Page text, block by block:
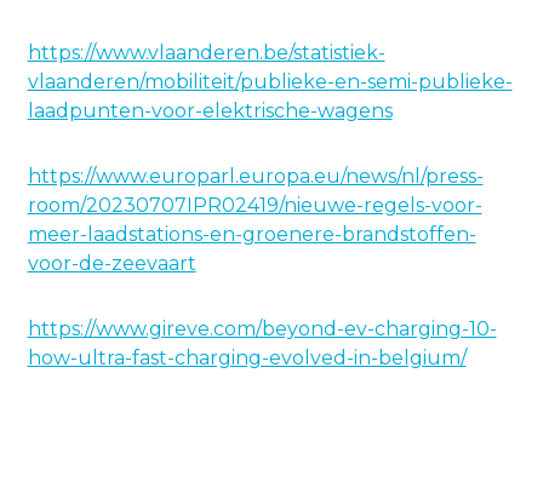
https://www.vlaanderen.be/statistiek-
vlaanderen/mobiliteit/publieke-en-semi-publieke-
laadpunten-voor-elektrische-wagens
https://www.europarl.europa.eu/news/nl/press-
room/20230707IPR02419/nieuwe-regels-voor-
meer-laadstations-en-groenere-brandstoffen-
voor-de-zeevaart
https://www.gireve.com/beyond-ev-charging-10-
how-ultra-fast-charging-evolved-in-belgium/